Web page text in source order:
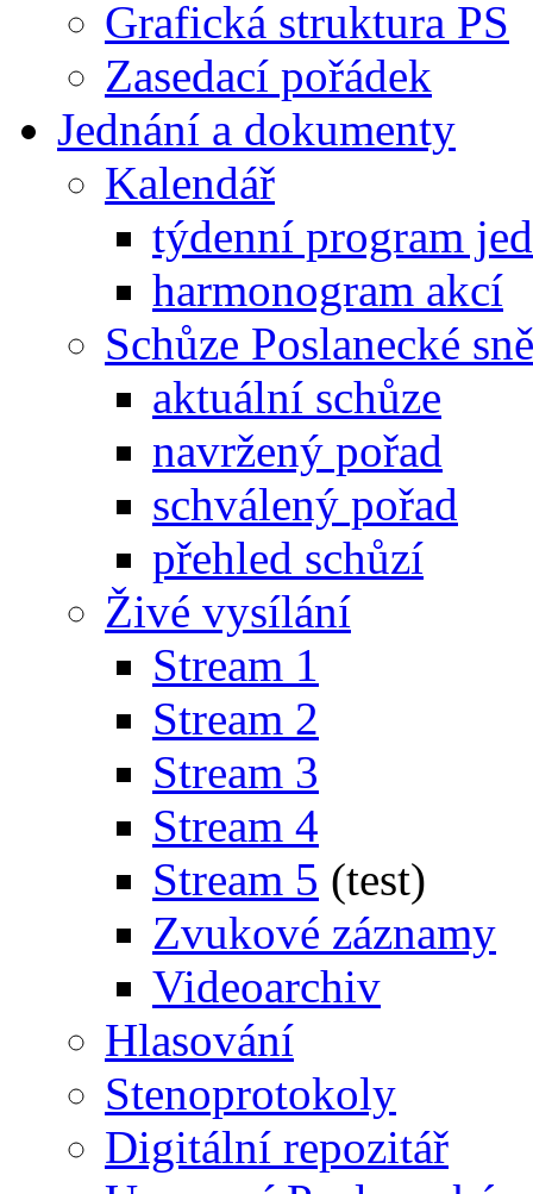
Grafická struktura PS
Zasedací pořádek
Jednání a dokumenty
Kalendář
týdenní program
harmonogram akcí
Schůze Poslanecké
aktuální schůze
navržený pořad
schválený pořad
přehled schůzí
Živé vysílání
Stream 1
Stream 2
Stream 3
Stream 4
Stream 5 (test)
Zvukové záznamy
Videoarchiv
Hlasování
Stenoprotokoly
Digitální repozitář